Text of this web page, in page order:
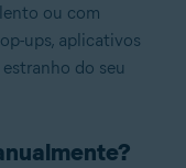
ou com
ups, aplicativos
do seu